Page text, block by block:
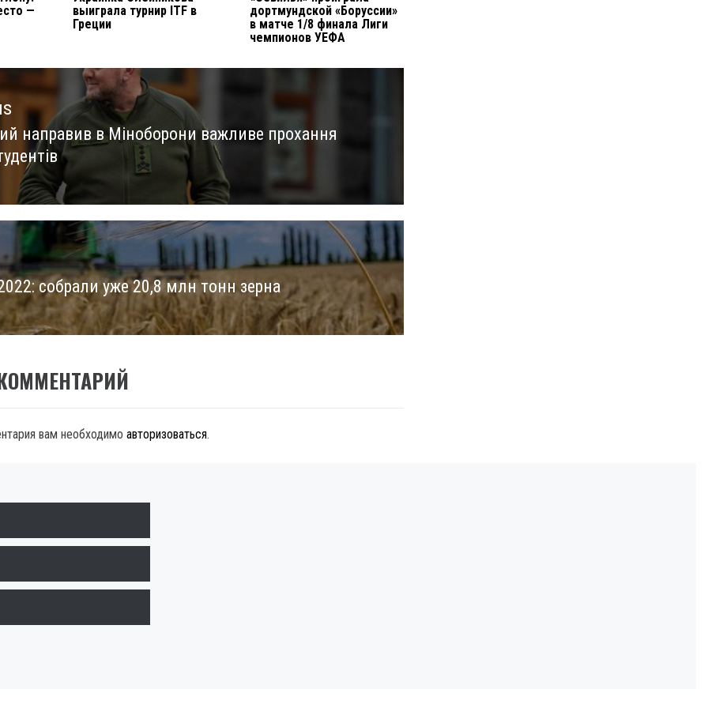
—
выиграла турнир ITF в
Греции
дортмундской «Боруссии»
в матче 1/8 финала Лиги
чемпионов УЕФА
направив в Міноборони важливе прохання
собрали уже 20,8 млн тонн зерна
вам необходимо авторизоваться.